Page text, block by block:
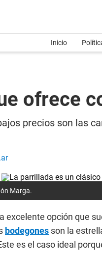
Inicio
ofrece
precios son las
Marga.
excelente opción que
bodegones son la
es el caso ideal